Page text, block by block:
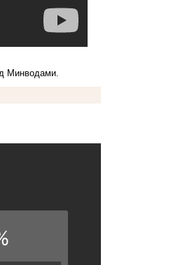
Минводами.